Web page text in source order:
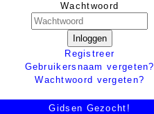
Wachtwoord
Inloggen
Registreer
Gebruikersnaam vergeten?
Wachtwoord vergeten?
Gidsen Gezocht!